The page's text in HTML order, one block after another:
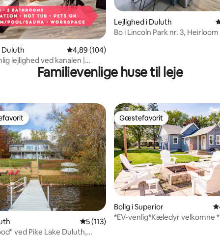
bedømmelse, 236 omtaler
Duluth 4,89 ud af 5 i gennemsnitlig bedømmelse,
4,89 (104)
lejlighed ved kanalen |
Lejlighed i Duluth
Bo i Lincoln Park nr. 3,
Familievenlige huse til leje
bedømmelse, 148 omtaler
5 ud af 5 i gennemsnitlig bedømmelse,
5 (113)
ved Pike Lake Duluth,
Gæstefavorit
Gæstefavorit
Bolig i Superior
*EV-venlig*Kæledyr velkomne